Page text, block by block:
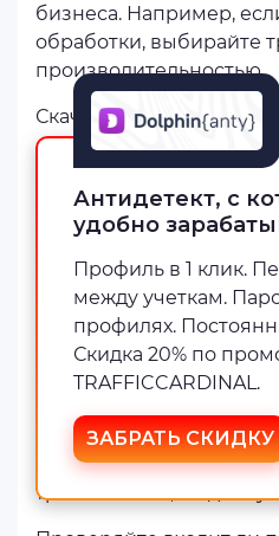
бизнеса. Например,
обработки, выбирайте
производительностью.
Скачивайте с
Простое правило
позволяющее
проблемы или потерю
Помните про бюджет
Обратите внимание
которые предлагают
Протестируйте
и выберите ту, которая
требованиям, бюджету.
Антидетект, с
удобно
Профиль в 1 клик.
между учеткам.
профилях.
Скидка 20% по
TRAFFICCARDINAL.
ЗАБРАТЬ СКИДКУ